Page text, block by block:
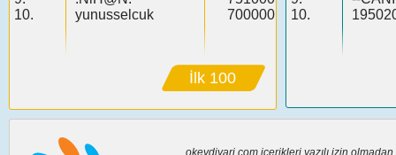
10.
yunusselcuk
700000
İlk 100
10.
okeydiyari.com içerikleri yazılı izin